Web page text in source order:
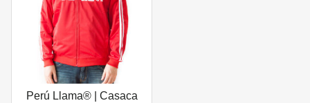
Perú Llama® | Casaca